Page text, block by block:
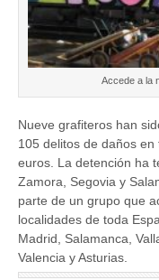
Accede a la
Nueve grafiteros han
105 delitos de daños
euros. La detención ha
Zamora, Segovia y
parte de un grupo que
localidades de toda
Madrid, Salamanca,
Valencia y Asturias.